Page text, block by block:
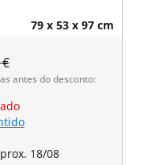
79 x 53 x 97 cm
antes do desconto:
18/08